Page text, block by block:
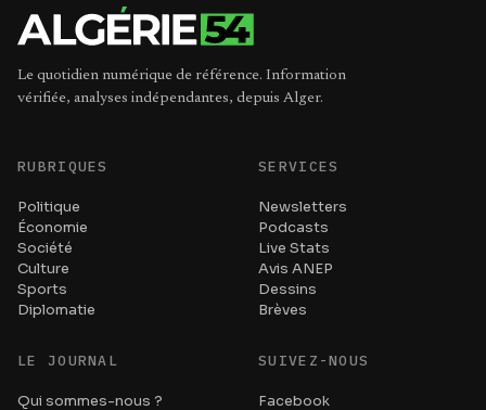
Le quotidien numérique de référence. Information
vérifiée, analyses indépendantes, depuis Alger.
RUBRIQUES
Politique
Économie
Société
Culture
Sports
Diplomatie
SERVICES
Newsletters
Podcasts
Live Stats
Avis ANEP
Dessins
Brèves
LE JOURNAL
Qui sommes-nous ?
SUIVEZ-NOUS
Facebook